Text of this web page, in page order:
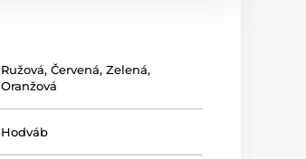
Ružová,Červená,Zelená,
Oranžová
Hodváb